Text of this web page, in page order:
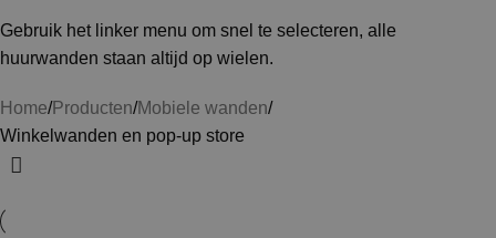
Gebruik het linker menu om snel te selecteren, alle
huurwanden staan altijd op wielen.
Home Producten Mobiele wanden
Winkelwanden en pop-up store